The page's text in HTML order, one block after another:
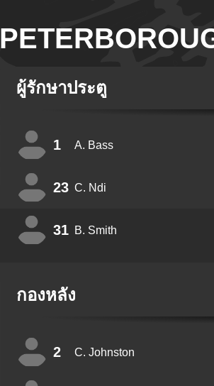
ผู้รักษาประตู
1 A. Bass
23 C. Ndi
31 B. Smith
กองหลัง
2 C. Johnston